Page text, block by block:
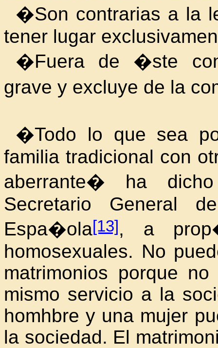
�Son contrarias a la
tener lugar
�Fuera de �ste
grave y excluye de la
�Todo lo que sea
familia tradicional con
aberrante� ha
Secretario General
Espa�ola[13] , a
homosexuales. No
matrimonios porque
mismo servicio a la
homhbre y una mujer
la sociedad. El